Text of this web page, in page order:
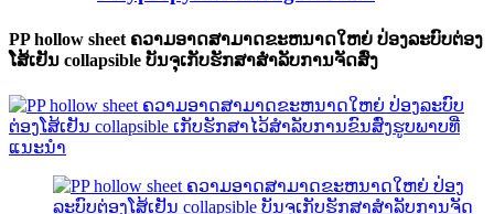
PP hollow sheet ຄວາມອາດສາມາດຂະຫນາດໃຫຍ່ ປ່ອງລະບົບຕ່ອງ
ໂສ້ເຢັນ collapsible ບັນຈຸເກັບຮັກສາສໍາລັບການຈັດສົ່ງ